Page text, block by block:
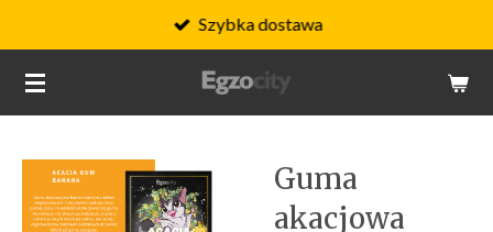
do
głównej
treści
Szybka dostawa
Guma
akacjowa